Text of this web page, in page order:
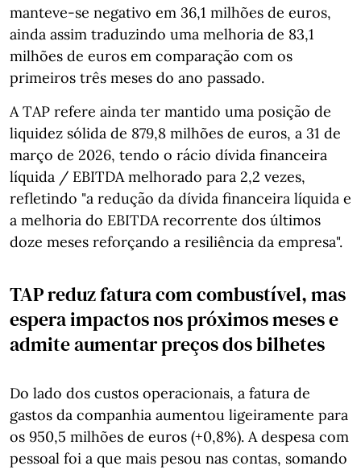
manteve-se negativo em 36,1 milhões de euros,
ainda assim traduzindo uma melhoria de 83,1
milhões de euros em comparação com os
primeiros três meses do ano passado.
A TAP refere ainda ter mantido uma posição de
liquidez sólida de 879,8 milhões de euros, a 31 de
março de 2026, tendo o rácio dívida financeira
líquida / EBITDA melhorado para 2,2 vezes,
refletindo "a redução da dívida financeira líquida e
a melhoria do EBITDA recorrente dos últimos
doze meses reforçando a resiliência da empresa".
TAP reduz fatura com combustível, mas
espera impactos nos próximos meses e
admite aumentar preços dos bilhetes
Do lado dos custos operacionais, a fatura de
gastos da companhia aumentou ligeiramente para
os 950,5 milhões de euros (+0,8%). A despesa com
pessoal foi a que mais pesou nas contas, somando